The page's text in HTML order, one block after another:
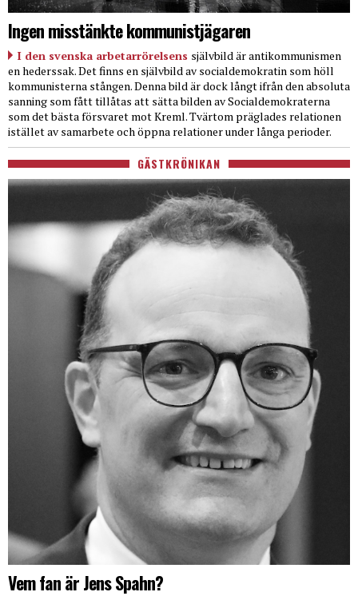
Ingen misstänkte kommunistjägaren
I den svenska arbetarrörelsens självbild är antikommunismen
en hederssak. Det finns en självbild av socialdemokratin som höll
kommunisterna stången. Denna bild är dock långt ifrån den absoluta
sanning som fått tillåtas att sätta bilden av Socialdemokraterna
som det bästa försvaret mot Kreml. Tvärtom präglades relationen
istället av samarbete och öppna relationer under långa perioder.
GÄSTKRÖNIKAN
Vem fan är Jens Spahn?